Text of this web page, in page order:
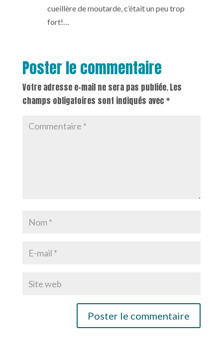
cueillère de moutarde, c’était un peu trop
fort!…
Poster le commentaire
Votre adresse e-mail ne sera pas publiée.Les
champs obligatoires sont indiqués avec *